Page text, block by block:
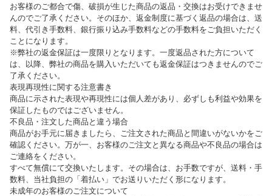
お客様のご都合で傷、破損が生じた商品の返品・交換はお受けできませ
んのでご了承ください。そのほか、返金制度に基づく返品の場合は、送
料、代引き手数料、銀行振り込み手数料などの手数料をご負担いただく
ことになります。
※弊社の返金保証は一度限りとなります。一度返品された方について
は、以降、弊社の商品を購入いただいても返金保証はつきませんのでご
了承ください。
表現再現性に関する注意書き
商品に示された表現や再現性には個人差があり、必ずしも利益や効果を
保証したものではございません。
不良品・注文した商品と違う場合
商品がお手元に届きましたら、ご注文された商品と間違いがないかをご
確認ください。万が一、お客様のご注文と異なる商品や不良品の場合は
ご連絡をください。
すべて無償にて交換いたします。その場合は、お手数ですが、送料・手
数料、当社負担の「着払い」でお送りいただく形になります。
未成年のお客様のご注文について